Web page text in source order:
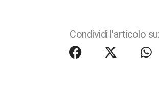
Condividi l'articolo su: